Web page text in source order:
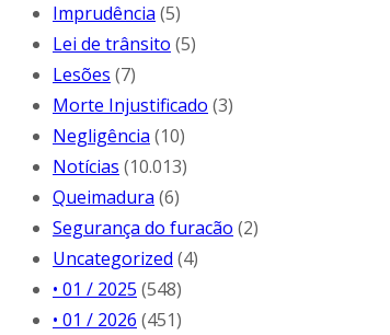
Imprudência (5)
Lei de trânsito (5)
Lesões (7)
Morte Injustificado (3)
Negligência (10)
Notícias (10.013)
Queimadura (6)
Segurança do furacão (2)
Uncategorized (4)
• 01 / 2025 (548)
• 01 / 2026 (451)